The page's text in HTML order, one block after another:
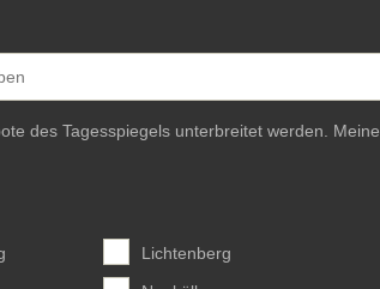
des Tagesspiegels unterbreitet werden. Meine
Lichtenberg